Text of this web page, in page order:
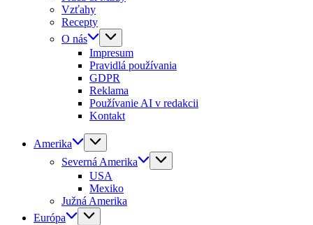
Vzťahy
Recepty
O nás
Impresum
Pravidlá používania
GDPR
Reklama
Používanie AI v redakcii
Kontakt
Amerika
Severná Amerika
USA
Mexiko
Južná Amerika
Európa